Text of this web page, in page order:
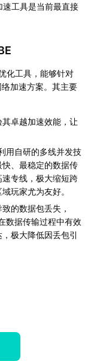
速工具是当前最直接
化工具，能够针对
加速方案。其主要
其卓越加速效能，让
用自研的多线并发技
、最稳定的数据传
专线，极大缩短跨
玩家尤为友好。
的数据包丢失，
数据传输过程中有效
极大降低因丢包引